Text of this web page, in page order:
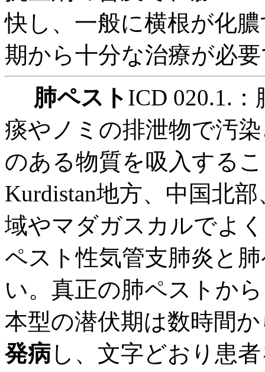
快し、一般に横根が化
期から十分な治療が必
肺ペスト ICD 020.1.
痰やノミの排泄物で汚
のある物質を吸入する
Kurdistan地方、中国北
域やマダガスカルでよ
ペスト性気管支肺炎と
い。真正の肺ペストか
本型の潜伏期は数時間
発病し、文字どおり患